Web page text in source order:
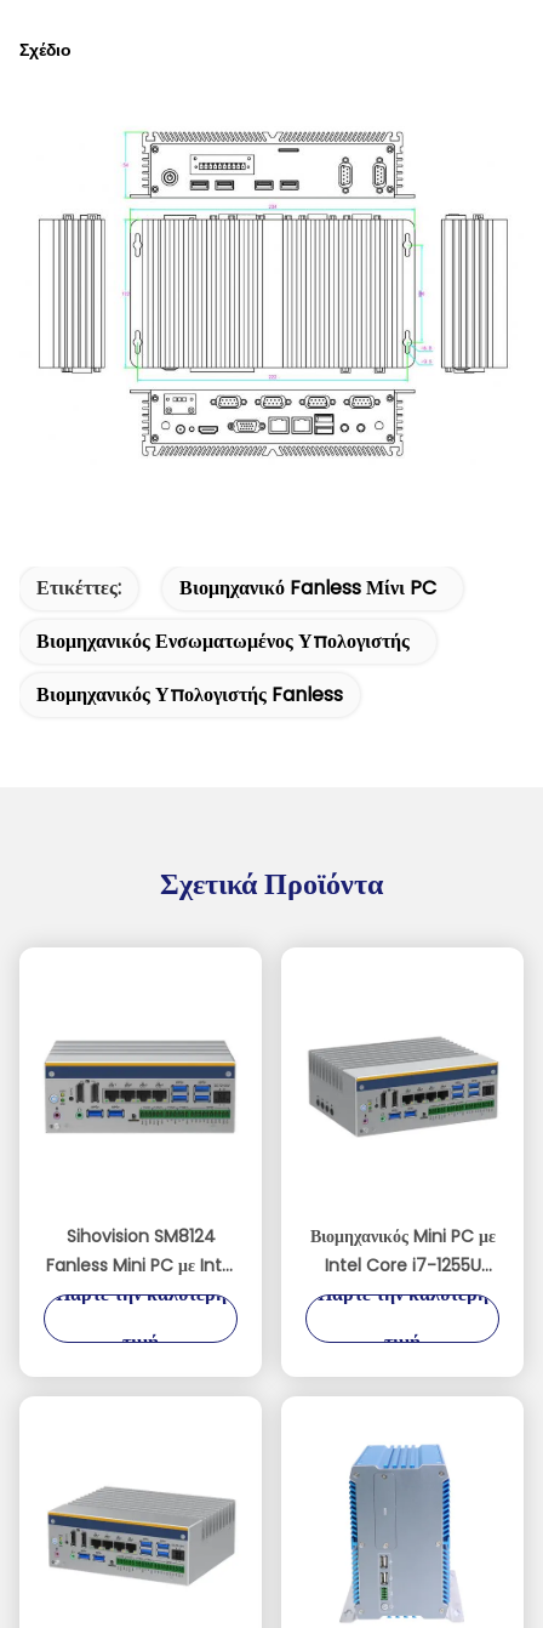
Σχέδιο
Ετικέττες:
Βιομηχανικό Fanless Μίνι PC
Βιομηχανικός Ενσωματωμένος Υπολογιστής
Βιομηχανικός Υπολογιστής Fanless
Σχετικά Προϊόντα
Sihovision SM8124
Fanless Mini PC με Intel
i5-1235U, DDR5 64GB
βιομηχανικές εφαρμογές
Πάρτε την καλύτερη
τιμή
Βιομηχανικός Mini PC με
Intel Core i7-1255U
DDR5 64GB και Dual-
Πάρτε την καλύτερη
τιμή